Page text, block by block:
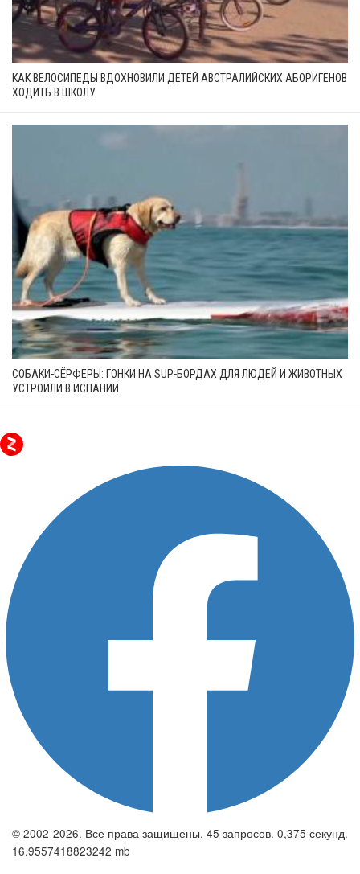
КАК ВЕЛОСИПЕДЫ ВДОХНОВИЛИ ДЕТЕЙ АВСТРАЛИЙСКИХ АБОРИГЕНОВ
ХОДИТЬ В ШКОЛУ
СОБАКИ-СЁРФЕРЫ: ГОНКИ НА SUP-БОРДАХ ДЛЯ ЛЮДЕЙ И ЖИВОТНЫХ
УСТРОИЛИ В ИСПАНИИ
© 2002-2026. Все права защищены. 45 запросов. 0,375 секунд.
16.9557418823242 mb